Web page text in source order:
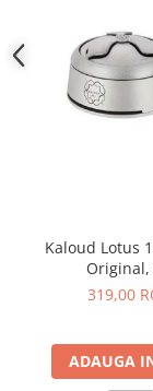
Kaloud Lotus
Original,
319,00
ADAUGA